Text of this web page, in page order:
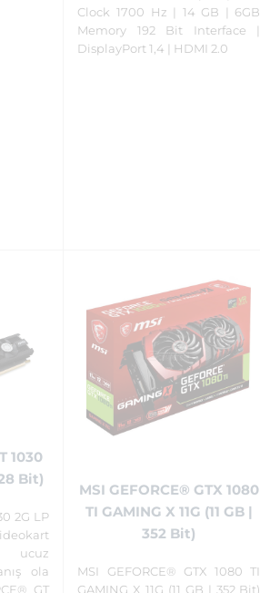
Clock 1700 Hz | 14 GB | 6GB
Memory 192 Bit Interface |
DisplayPort 1,4 | HDMI 2.0
1030
Bit)
2G LP
ucuz
ola
GT
MSI GEFORCE® GTX 1080
TI GAMING X 11G (11 GB |
352 Bit)
MSI GEFORCE® GTX 1080 TI
GAMING X 11G (11 GB | 352 Bit)